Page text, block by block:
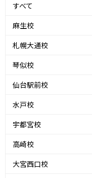
すべて
麻生校
札幌大通校
琴似校
仙台駅前校
水戸校
宇都宮校
高崎校
大宮西口校